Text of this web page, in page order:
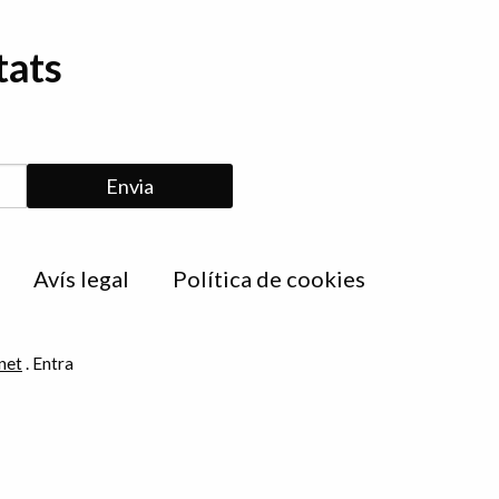
Avís legal Política de cookies
. Entra